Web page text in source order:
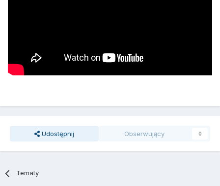
Udostępnij Obserwujący 0
Tematy